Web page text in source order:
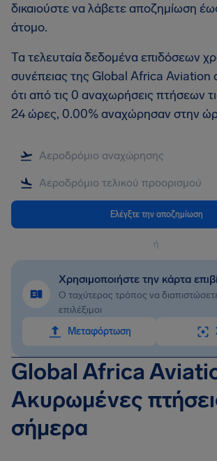
δικαιούστε να λάβετε αποζημίωση
άτομο.
Τα τελευταία δεδομένα επιδόσεων
συνέπειας της Global Africa Aviation
ότι από τις 0 αναχωρήσεις πτήσεων
24 ώρες, 0.00% αναχώρησαν στην
Ελέγξτε την αποζημίωση
ή
Χρησιμοποιήστε την κάρτα
Ο ταχύτερος τρόπος να
επιλέξιμοι
Mεταφόρτωση
Global Africa
Ακυρωμένες
σήμερα